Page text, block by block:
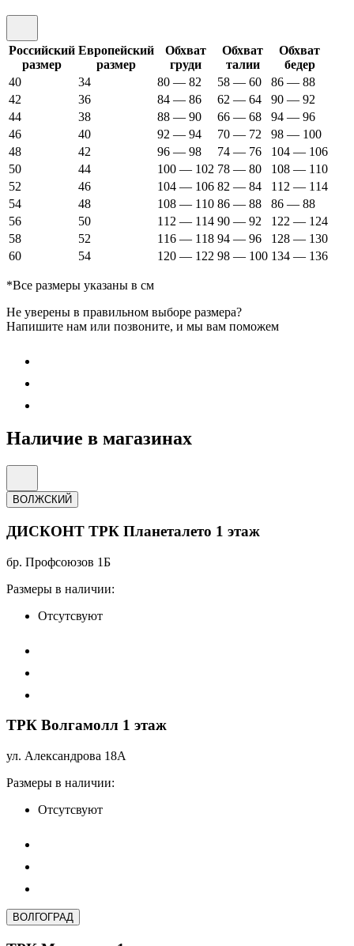
Российский
размер
Европейский
размер
Обхват
груди
Обхват
талии
Обхват
бедер
40
34 80 — 82 58 — 60
86 — 88
42
36 84 — 86 62 — 64
90 — 92
44
38 88 — 90 66 — 68
94 — 96
46
40 92 — 94 70 — 72
98 — 100
48
42 96 — 98 74 — 76
104 — 106
50
44 100 — 102 78 — 80
108 — 110
52
46 104 — 106 82 — 84
112 — 114
54
48 108 — 110 86 — 88
86 — 88
56
50 112 — 114 90 — 92
122 — 124
58
52 116 — 118 94 — 96
128 — 130
60
54 120 — 122 98 — 100 134 — 136
*Все размеры указаны в см
Не уверены в правильном выборе размера?
Напишите нам или позвоните, и мы вам поможем
Наличие в магазинах
ВОЛЖСКИЙ
ДИСКОНТ ТРК Планеталето 1 этаж
бр. Профсоюзов 1Б
Размеры в наличии:
Отсутсвуют
ТРК Волгамолл 1 этаж
ул. Александрова 18А
Размеры в наличии:
Отсутсвуют
ВОЛГОГРАД